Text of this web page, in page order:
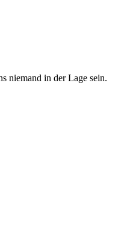
niemand in der Lage sein.